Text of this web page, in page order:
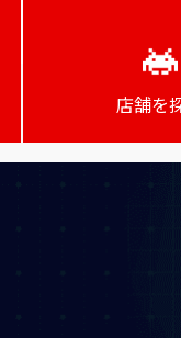
店舗を